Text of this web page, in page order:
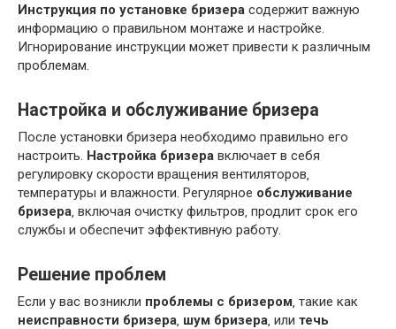
Инструкция по установке бризера содержит важную
информацию о правильном монтаже и настройке.
Игнорирование инструкции может привести к различным
проблемам.
Настройка и обслуживание бризера
После установки бризера необходимо правильно его
настроить. Настройка бризера включает в себя
регулировку скорости вращения вентиляторов‚
температуры и влажности. Регулярное обслуживание
бризера‚ включая очистку фильтров‚ продлит срок его
службы и обеспечит эффективную работу.
Решение проблем
Если у вас возникли проблемы с бризером‚ такие как
неисправности бризера‚ шум бризера‚ или течь